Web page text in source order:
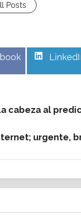
Posts
Share
cabeza al
urgente,